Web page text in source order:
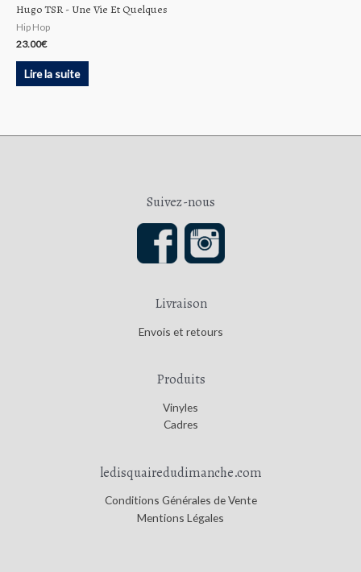
Hugo TSR ‎- Une Vie Et Quelques
Hip Hop
23.00€
Lire la suite
Suivez-nous
Livraison
Envois et retours
Produits
Vinyles
Cadres
ledisquairedudimanche.com
Conditions Générales de Vente
Mentions Légales